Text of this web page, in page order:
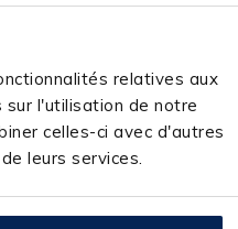
relatives aux
l'utilisation de notre
celles-ci avec d'autres
leurs services.